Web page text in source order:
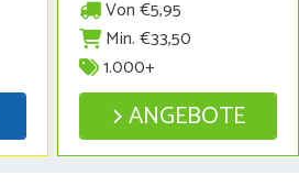
Von €5,95
Min. €33,50
1.000+
ANGEBOTE